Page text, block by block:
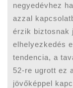
negyedévhez
azzal
érzik biztosnak
elhelyezkedés
tendencia, a
52-re ugrott ez
jövőképpel